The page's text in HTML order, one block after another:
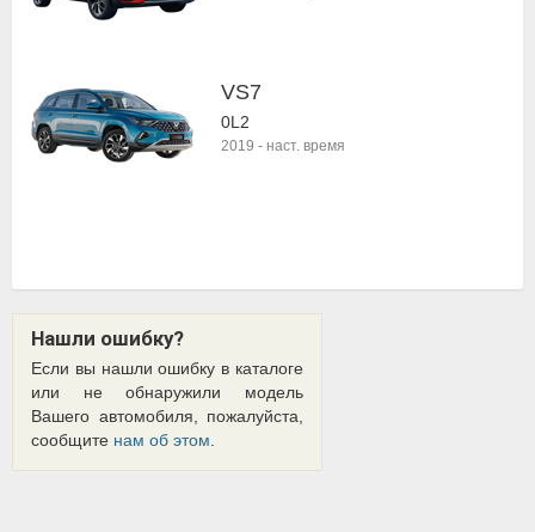
VS7
0L2
2019 - наст. время
Нашли ошибку?
Если вы нашли ошибку в каталоге
или не обнаружили модель
Вашего автомобиля, пожалуйста,
сообщите нам об этом